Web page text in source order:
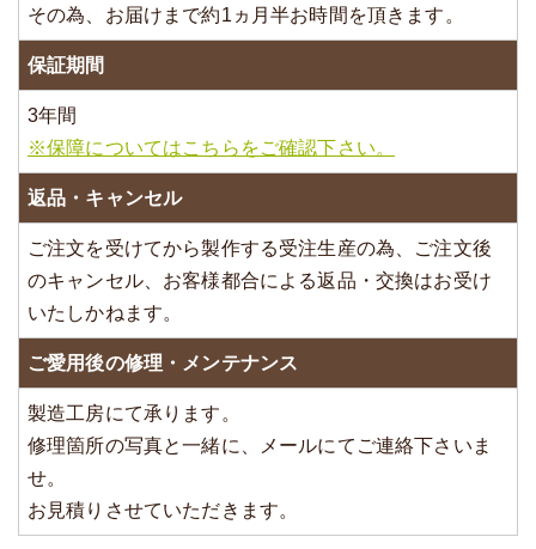
その為、お届けまで約1ヵ月半お時間を頂きます。
保証期間
3年間
※保障についてはこちらをご確認下さい。
返品・キャンセル
ご注文を受けてから製作する受注生産の為、ご注文後
のキャンセル、お客様都合による返品・交換はお受け
いたしかねます。
ご愛用後の修理・メンテナンス
製造工房にて承ります。
修理箇所の写真と一緒に、メールにてご連絡下さいま
せ。
お見積りさせていただきます。